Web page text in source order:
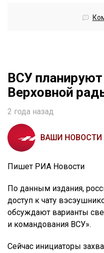
ВСУ планируют
Верховной
2 года назад
ВАШИ НОВОСТИ
Пишет РИА Новости
По данным издания,
доступ к чату
обсуждают варианты
и командования ВСУ».
Сейчас инициаторы